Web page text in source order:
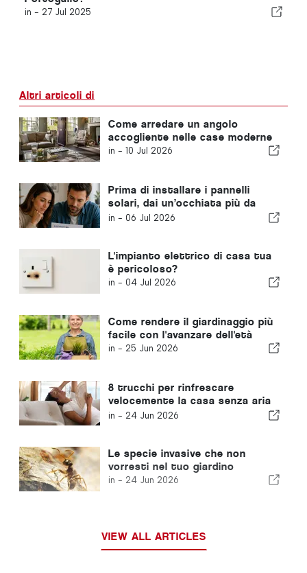
in - 27 Jul 2025
Altri articoli di
Come arredare un angolo
accogliente nelle case moderne
in - 10 Jul 2026
Prima di installare i pannelli
solari, dai un’occhiata più da
vicino alla tua bolletta
in - 06 Jul 2026
L'impianto elettrico di casa tua
è pericoloso?
in - 04 Jul 2026
Come rendere il giardinaggio più
facile con l'avanzare dell'età
in - 25 Jun 2026
8 trucchi per rinfrescare
velocemente la casa senza aria
condizionata
in - 24 Jun 2026
Le specie invasive che non
vorresti nel tuo giardino
in - 24 Jun 2026
VIEW ALL ARTICLES